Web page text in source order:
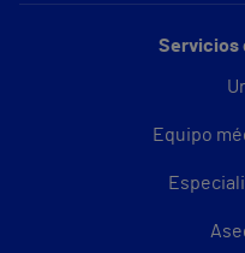
Servicios
Equipo